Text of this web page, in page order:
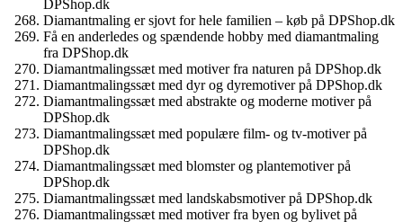
DPShop.dk
Diamantmaling er sjovt for hele familien – køb på DPShop.dk
Få en anderledes og spændende hobby med diamantmaling
fra DPShop.dk
Diamantmalingssæt med motiver fra naturen på DPShop.dk
Diamantmalingssæt med dyr og dyremotiver på DPShop.dk
Diamantmalingssæt med abstrakte og moderne motiver på
DPShop.dk
Diamantmalingssæt med populære film- og tv-motiver på
DPShop.dk
Diamantmalingssæt med blomster og plantemotiver på
DPShop.dk
Diamantmalingssæt med landskabsmotiver på DPShop.dk
Diamantmalingssæt med motiver fra byen og bylivet på